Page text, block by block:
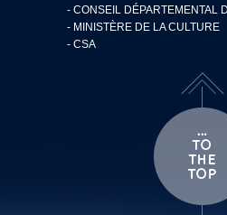
- CONSEIL DÉPARTEMENTAL
- MINISTÈRE DE LA CULTURE
- CSA